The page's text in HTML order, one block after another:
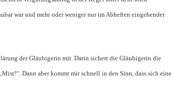
war und mehr oder weniger nur im Abheften eingehender
der Gläubigerin mit. Darin sichert die Gläubigerin die
Dann aber kommt mir schnell in den Sinn, dass sich eine